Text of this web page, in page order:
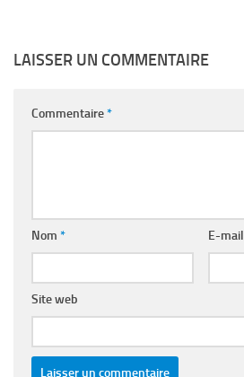
LAISSER UN COMMENTAIRE
Commentaire*
Nom * E-mail
Site web